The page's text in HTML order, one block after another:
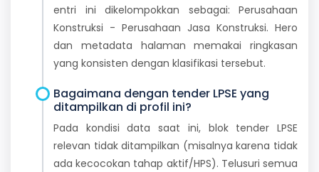
entri ini dikelompokkan sebagai: Perusahaan
Konstruksi - Perusahaan Jasa Konstruksi. Hero
dan metadata halaman memakai ringkasan
yang konsisten dengan klasifikasi tersebut.
Bagaimana dengan tender LPSE yang
ditampilkan di profil ini?
Pada kondisi data saat ini, blok tender LPSE
relevan tidak ditampilkan (misalnya karena tidak
ada kecocokan tahap aktif/HPS). Telusuri semua